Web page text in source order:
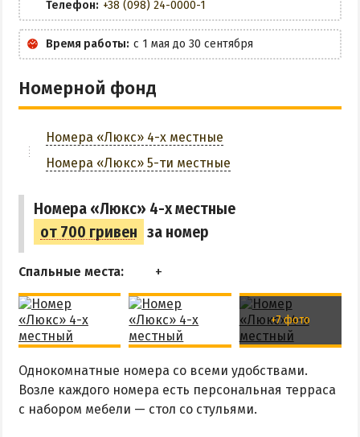
Жилье в частном секторе
ОТДЫХ С ПАЛАТКОЙ
ПЕРВАЯ ЛИНИЯ
ОТЕЛИ С БАССЕЙНОМ
ГОРЯЧИЕ ИСТОЧНИКИ
Источники в Счастливцево
Источники в Стрелковом
ЛЕЧЕНИЕ И БАЛЬНЕОЛОГИЯ
Глицериновое Озеро
Зябловское Озеро
Радоновое Озеро
Телефон: +38 (098) 24-0000-1
Время работы: с 1 мая до 30 сентября
Номерной фонд
Номера «Люкс» 4-х местные
Номера «Люкс» 5-ти местные
Номера «Люкс» 4-х местные
от 700 гривен за номер
Спальные места:
+7 фото
Однокомнатные номера со всеми удобствами.
Возле каждого номера есть персональная терраса
с набором мебели — стол со стульями.